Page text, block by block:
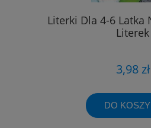
Literki Dla 4-6 Latka
Literek
3,98 zł
DO